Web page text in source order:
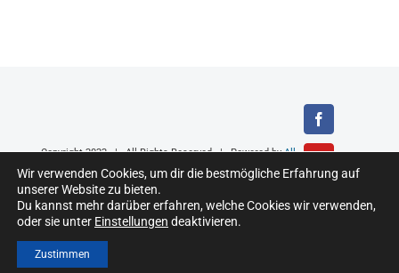
Copyright 2022 | All Rights Reserved | Powered byAll
Entertainment|Impressum |Datenschutzweise
Facebook
Instagram
Wir verwenden Cookies, um dir die bestmögliche Erfahrung auf
unserer Website zu bieten.
Du kannst mehr darüber erfahren, welche Cookies wir verwenden,
oder sie unter Einstellungen deaktivieren.
Zustimmen